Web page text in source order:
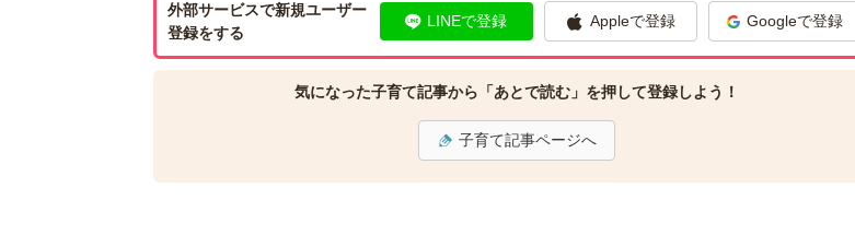
外部サービスで新規ユーザー
登録をする
LINEで登録 Appleで登録 Googleで登録
気になった子育て記事から「あとで読む」を押して登録しよう！
子育て記事ページへ